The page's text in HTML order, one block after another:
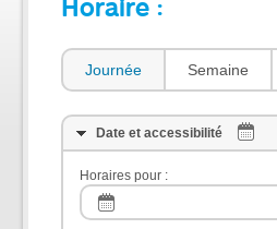
Horaire :
Journée Semaine
Date et accessibilité
Horaires pour :